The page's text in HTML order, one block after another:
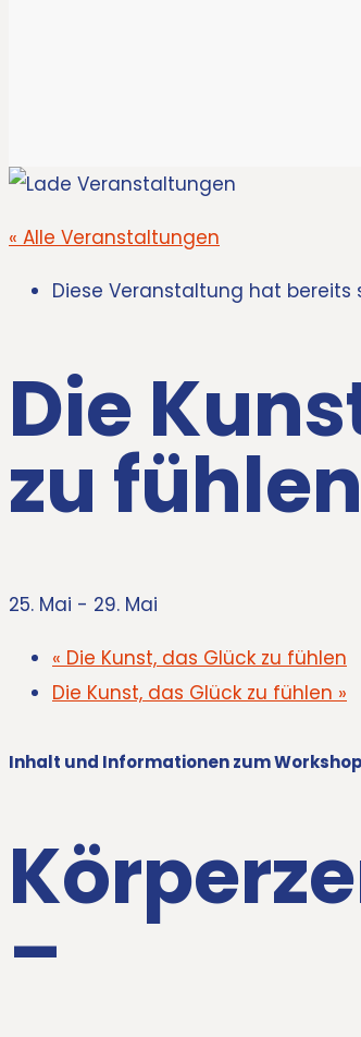
« Alle Veranstaltungen
Diese Veranstaltung hat
Die
zu fühlen
25. Mai - 29. Mai
« Die Kunst, das Glück zu fühlen
Die Kunst, das Glück zu fühlen »
Inhalt und Informationen zum Workshop
–